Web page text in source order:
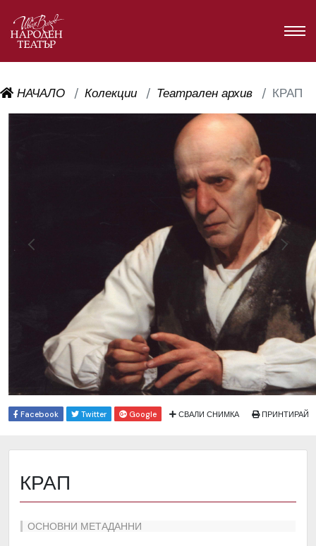
НАЧАЛО Колекции Театрален архив КРАП
Facebook Twitter Google СВАЛИ СНИМКА ПРИНТИРАЙ
КРАП
ОСНОВНИ МЕТАДАННИ